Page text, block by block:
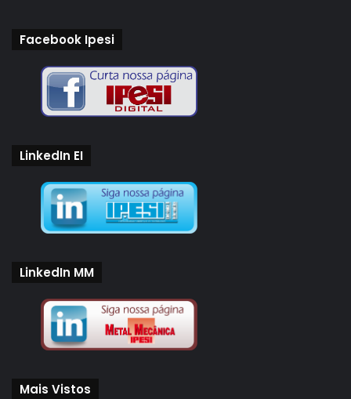
Facebook Ipesi
LinkedIn EI
LinkedIn MM
Mais Vistos